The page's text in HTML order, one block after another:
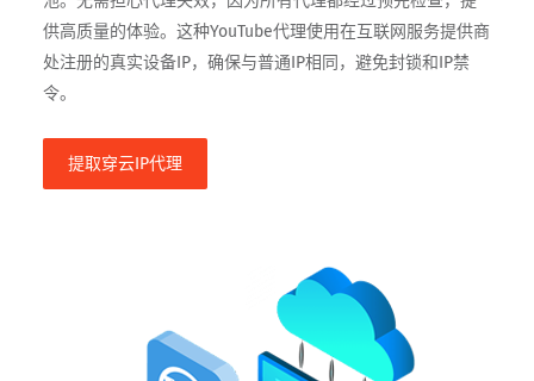
供高质量的体验。这种YouTube代理使用在互联网服务提供商
处注册的真实设备IP，确保与普通IP相同，避免封锁和IP禁
令。
提取穿云IP代理